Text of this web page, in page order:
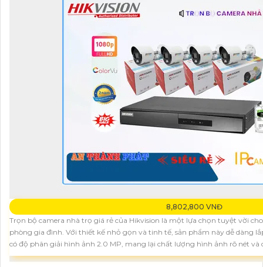
8,802,800 VNĐ
Trọn bộ camera nhà trọ giá rẻ của Hikvision là một lựa chọn tuyệt vời
phòng gia đình. Với thiết kế nhỏ gọn và tinh tế, sản phẩm này dễ dàng
có độ phân giải hình ảnh 2.0 MP, mang lại chất lượng hình ảnh rõ nét và